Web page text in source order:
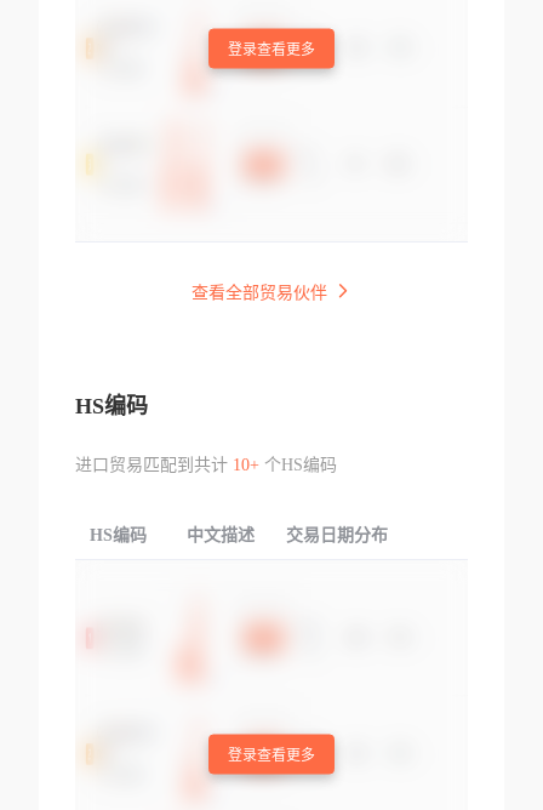
登录查看更多
查看全部贸易伙伴
HS编码
进口贸易匹配到共计 10+个HS编码
HS编码 中文描述 交易日期分布
登录查看更多